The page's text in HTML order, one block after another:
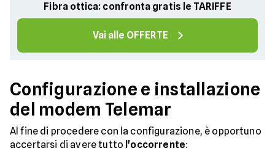
Fibra ottica: confronta gratis le TARIFFE
Vai alle OFFERTE
Configurazione e installazione
del modem Telemar
Al fine di procedere con la configurazione, è opportuno
accertarsi di avere tutto l'occorrente: